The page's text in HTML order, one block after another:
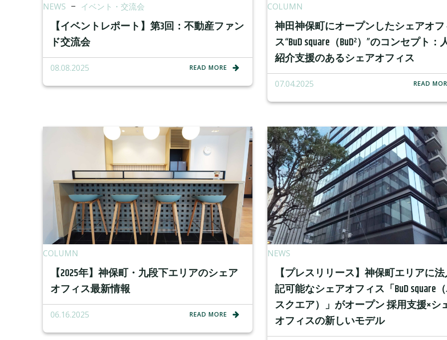
NEWS – イベント・交流会
【イベントレポート】第3回：不動産ファン
ド交流会
08.08.2025 READ MORE
COLUMN
神田神保町にオープンしたシェアオ
ス“BuD square（BuD²）”のコンセプト：
紹介支援のあるシェアオフィス
07.04.2025 READ
COLUMN
【2025年】神保町・九段下エリアのシェア
オフィス最新情報
06.16.2025 READ MORE
NEWS
【プレスリリース】神保町エリアに
記可能なシェアオフィス「BuD square
スクエア）」がオープン 採用支援×シ
オフィスの新しいモデル